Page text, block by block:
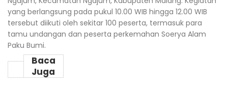
yang berlangsung pada pukul 10.00 WIB hingga 12.00 WIB
tersebut diikuti oleh sekitar 100 peserta, termasuk para
tamu undangan dan peserta perkemahan Soerya Alam
Paku Bumi.
Baca
Juga